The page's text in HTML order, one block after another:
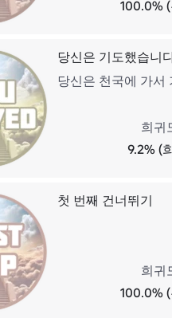
100.0%
당신은 기도했습니
당신은 천국에 가서
희귀
9.2% (
첫 번째 건너뛰기
희귀
100.0%